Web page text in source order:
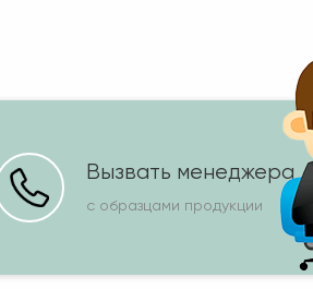
Вызвать менеджера
с образцами продукции